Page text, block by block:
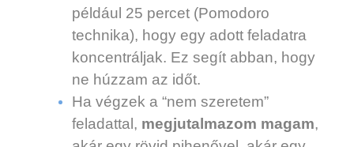
például 25 percet (Pomodoro
technika), hogy egy adott feladatra
koncentráljak. Ez segít abban, hogy
ne húzzam az időt.
Ha végzek a “nem szeretem”
feladattal, megjutalmazom magam,